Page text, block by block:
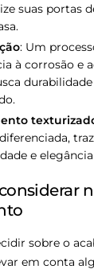
suas portas
: Um
à corrosão e
e
sobre o
em conta